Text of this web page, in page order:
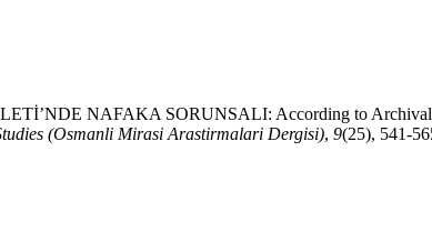
NAFAKA SORUNSALI: According to Archival
(Osmanli Mirasi Arastirmalari Dergisi), 9(25), 541-